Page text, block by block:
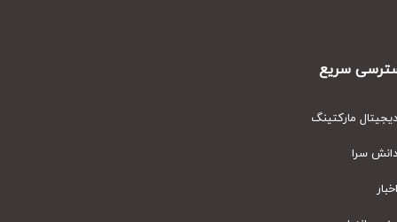
سریع
مارکتینگ
سرا